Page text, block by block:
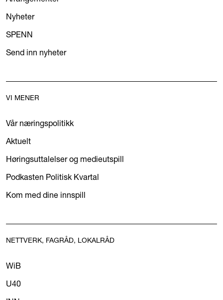
Nyheter
SPENN
Send inn nyheter
VI MENER
Vår næringspolitikk
Aktuelt
Høringsuttalelser og medieutspill
Podkasten Politisk Kvartal
Kom med dine innspill
NETTVERK, FAGRÅD, LOKALRÅD
WiB
U40